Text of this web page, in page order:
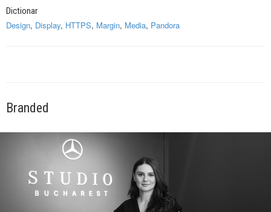
Dictionar
Design, Display, HTTPS, Margin, Media, Pandora
Branded